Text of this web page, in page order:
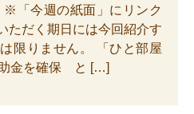
※「今週の紙面」にリンク
ただく期日には今回紹介す
限りません。 「ひと部屋
助金を確保 と […]